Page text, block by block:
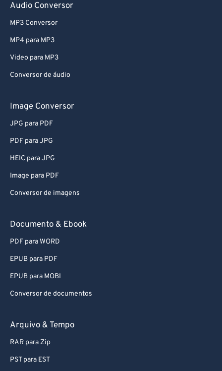
Audio Conversor
MP3 Conversor
MP4 para MP3
Video para MP3
Conversor de áudio
Image Conversor
JPG para PDF
PDF para JPG
HEIC para JPG
Image para PDF
Conversor de imagens
Documento & Ebook
PDF para WORD
EPUB para PDF
EPUB para MOBI
Conversor de documentos
Arquivo & Tempo
RAR para Zip
PST para EST